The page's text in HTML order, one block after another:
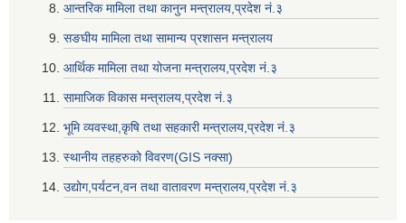
आन्तरिक मामिला तथा कानुन मन्त्रालय,प्रदेश नं‌‍‌‍.३
सङघीय मामिला तथा सामान्य प्रशासन मन्त्रालय
आर्थिक मामिला तथा योजना मन्त्रालय,प्रदेश नं‌‍‌‍.३
सामाजिक विकास मन्त्रालय,प्रदेश नं‌‍‌‍.३
भूमि व्यवस्था,कृषि तथा सहकारी मन्त्रालय,प्रदेश नं‌‍‌‍.३
स्थानीय तहहरुको विवरण(GIS नक्सा)
उद्योग,पर्यटन,वन तथा वातावरण मन्त्रालय,प्रदेश नं‌‍‌‍.३